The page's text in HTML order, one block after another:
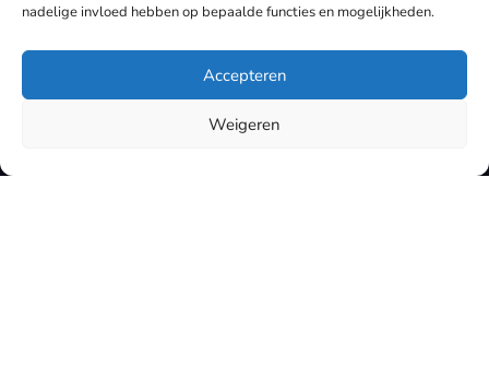
nadelige invloed hebben op bepaalde functies en mogelijkheden.
Accepteren
Weigeren
Meer over webshop laten maken